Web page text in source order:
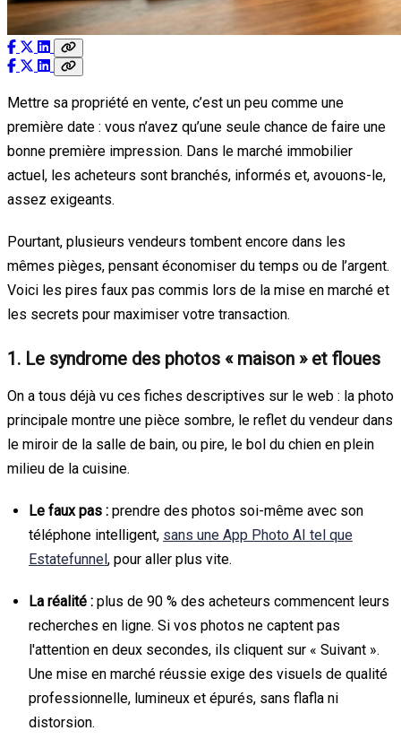
Mettre sa propriété en vente, c’est un peu comme une
première date : vous n’avez qu’une seule chance de faire une
bonne première impression. Dans le marché immobilier
actuel, les acheteurs sont branchés, informés et, avouons-le,
assez exigeants.
Pourtant, plusieurs vendeurs tombent encore dans les
mêmes pièges, pensant économiser du temps ou de l’argent.
Voici les pires faux pas commis lors de la mise en marché et
les secrets pour maximiser votre transaction.
1. Le syndrome des photos « maison » et floues
On a tous déjà vu ces fiches descriptives sur le web : la photo
principale montre une pièce sombre, le reflet du vendeur dans
le miroir de la salle de bain, ou pire, le bol du chien en plein
milieu de la cuisine.
Le faux pas : prendre des photos soi-même avec son
téléphone intelligent, sans une App Photo AI tel que
Estatefunnel, pour aller plus vite.
La réalité : plus de 90 % des acheteurs commencent leurs
recherches en ligne. Si vos photos ne captent pas
l'attention en deux secondes, ils cliquent sur « Suivant ».
Une mise en marché réussie exige des visuels de qualité
professionnelle, lumineux et épurés, sans flafla ni
distorsion.